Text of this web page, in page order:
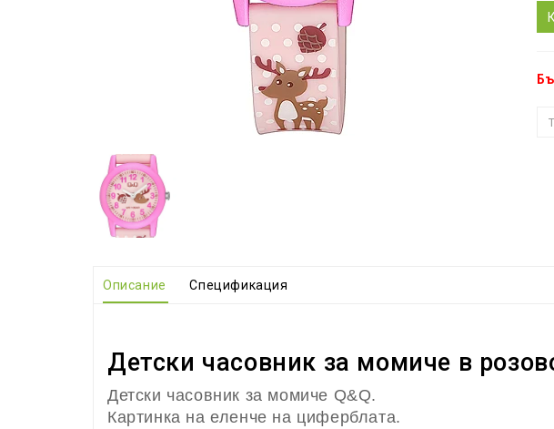
Описание Спецификация
Детски часовник за момиче в
Детски часовник за момиче Q&Q.
Картинка на еленче на циферблата.